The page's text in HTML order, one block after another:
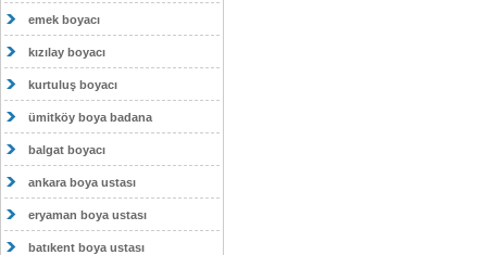
emek boyacı
kızılay boyacı
kurtuluş boyacı
ümitköy boya badana
balgat boyacı
ankara boya ustası
eryaman boya ustası
batıkent boya ustası